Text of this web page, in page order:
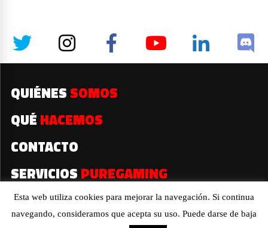
QUIÉNES SOMOS
QUÉ HACEMOS
CONTACTO
SERVICIOS PUREGAMING
2019© Todos los derechos reservados
Esta web utiliza cookies para mejorar la navegación. Si continua
navegando, consideramos que acepta su uso. Puede darse de baja